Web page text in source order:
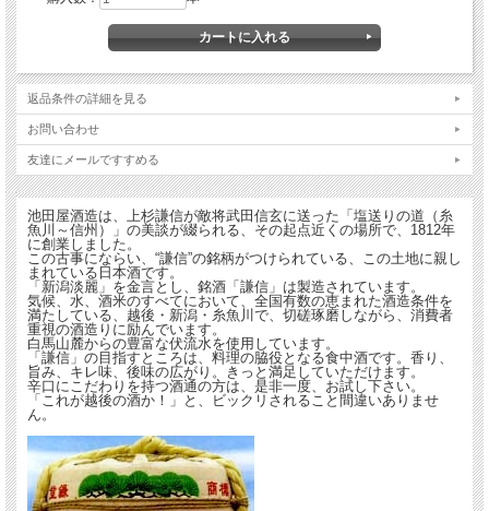
返品条件の詳細を見る
お問い合わせ
友達にメールですすめる
池田屋酒造は、上杉謙信が敵将武田信玄に送った「塩送りの道（糸
魚川～信州）」の美談が綴られる、その起点近くの場所で、1812年
に創業しました。
この古事にならい、“謙信”の銘柄がつけられている、この土地に親し
まれている日本酒です。
「新潟淡麗」を金言とし、銘酒「謙信」は製造されています。
気候、水、酒米のすべてにおいて、全国有数の恵まれた酒造条件を
満たしている、越後・新潟・糸魚川で、切磋琢磨しながら、消費者
重視の酒造りに励んでいます。
白馬山麓からの豊富な伏流水を使用しています。
「謙信」の目指すところは、料理の脇役となる食中酒です。香り、
旨み、キレ味、後味の広がり。きっと満足していただけます。
辛口にこだわりを持つ酒通の方は、是非一度、お試し下さい。
「これが越後の酒か！」と、ビックリされること間違いありませ
ん。